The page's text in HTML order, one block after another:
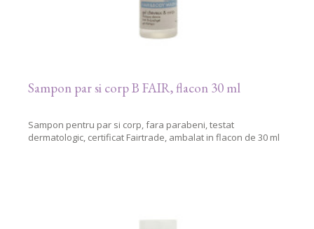
Sampon par si corp B FAIR, flacon 30 ml
Sampon pentru par si corp, fara parabeni, testat
dermatologic, certificat Fairtrade, ambalat in flacon de 30 ml